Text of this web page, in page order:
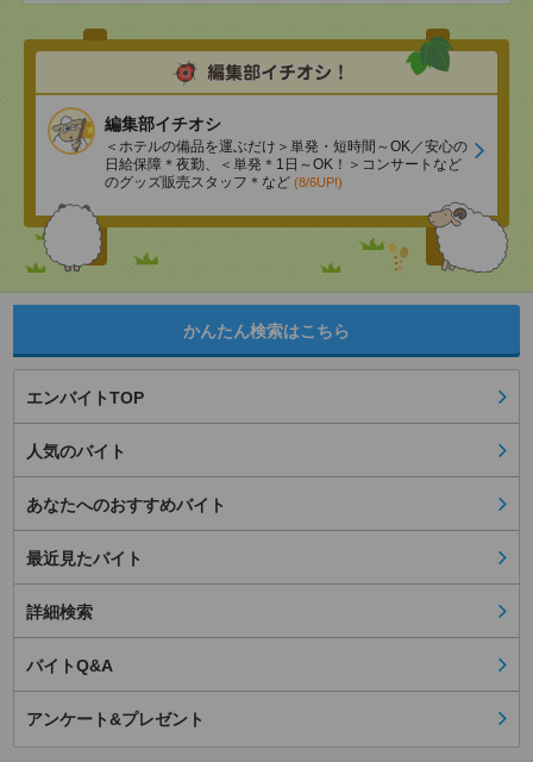
編集部イチオシ
＜ホテルの備品を運ぶだけ＞単発・短時間～OK／安心の
日給保障＊夜勤、＜単発＊1日～OK！＞コンサートなど
のグッズ販売スタッフ＊など (8/6UP!)
かんたん検索はこちら
エンバイトTOP
人気のバイト
あなたへのおすすめバイト
最近見たバイト
詳細検索
バイトQ&A
アンケート&プレゼント